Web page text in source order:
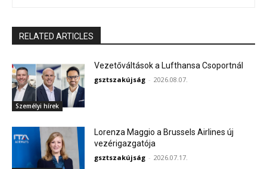
RELATED ARTICLES
Személyi hírek
Vezetőváltások a Lufthansa Csoportnál
gsztszakújság - 2026.08.07.
Lorenza Maggio a Brussels Airlines új
vezérigazgatója
gsztszakújság - 2026.07.17.